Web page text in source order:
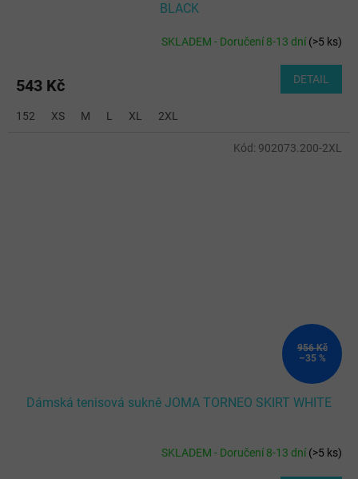
BLACK
SKLADEM - Doručení 8-13 dní(>5 ks)
543 Kč DETAIL
152 XS M L XL 2XL
956 Kč
–35 %
Dámská tenisová sukně JOMA TORNEO SKIRT WHITE
SKLADEM - Doručení 8-13 dní(>5 ks)
Kód: 902073.200-2XL